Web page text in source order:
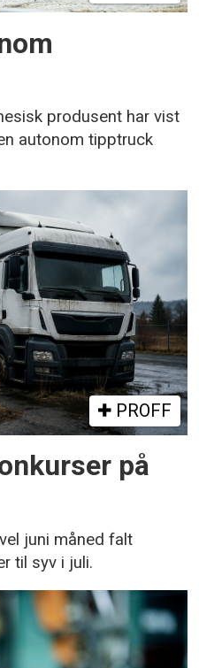
produsent har vist
autonom tipptruck
PROFF
på
juni måned falt
til syv i juli.